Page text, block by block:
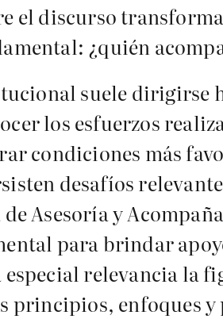
el discurso
¿quién
suele dirigirse
los esfuerzos
condiciones más
desafíos
Asesoría y
para brindar
relevancia la
principios, enfoques y